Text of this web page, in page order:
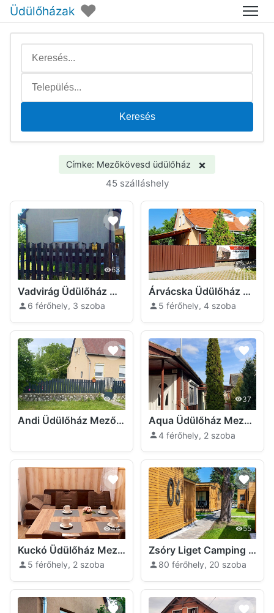
Üdülőházak ♥ Menü
Keresés
Címke: Mezőkövesd üdülőház ×
45 szálláshely
63
Vadvirág Üdülőház Mezőkövesd
6 férőhely, 3 szoba
43
Árvácska Üdülőház Mezőkövesd
5 férőhely, 4 szoba
44
Andi Üdülőház Mezőkövesd
37
Aqua Üdülőház Mezőkövesd
4 férőhely, 2 szoba
44
Kuckó Üdülőház Mezőkövesd
5 férőhely, 2 szoba
55
Zsóry Liget Camping Resort Mezőkövesd
80 férőhely, 20 szoba